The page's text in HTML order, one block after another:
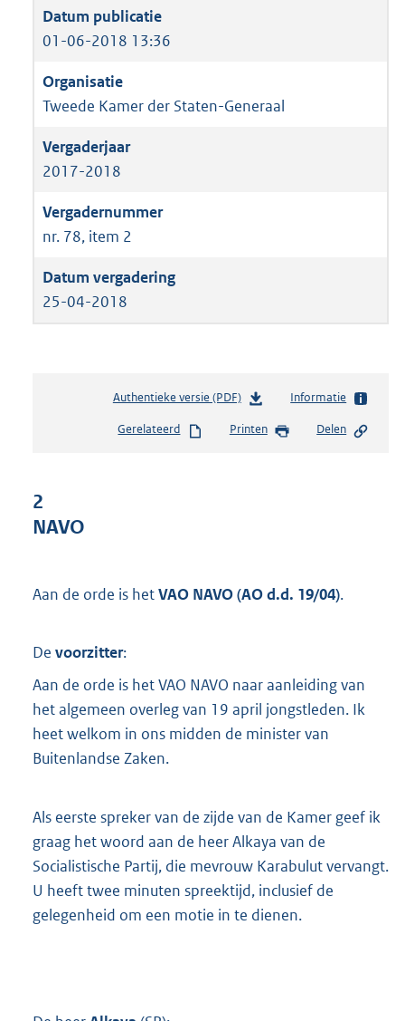
01-06-2018 13:36
Tweede Kamer der Staten-Generaal
2017-2018
nr. 78, item 2
25-04-2018
Authentieke versie (PDF)b
s
o
o
:
8
5
Informatie
Gerelateerd Printen Delen
2
NAVO
Aan de orde is hetVAO NAVO (AO d.d. 19/04).
De voorzitter:
Aan de orde is het VAO NAVO naar aanleiding van
het algemeen overleg van 19 april jongstleden. Ik
heet welkom in ons midden de minister van
Buitenlandse Zaken.
Als eerste spreker van de zijde van de Kamer geef ik
graag het woord aan de heer Alkaya van de
Socialistische Partij, die mevrouw Karabulut vervangt.
U heeft twee minuten spreektijd, inclusief de
gelegenheid om een motie in te dienen.